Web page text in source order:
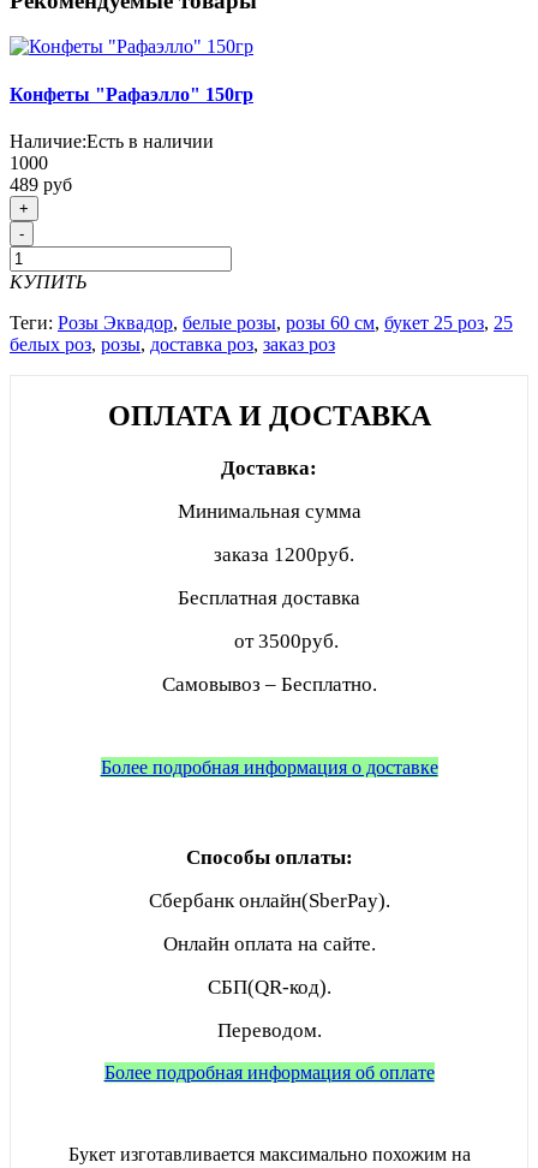
Конфеты "Рафаэлло" 150гр
Наличие:Есть в наличии
1000
489 руб
+
-
КУПИТЬ
Теги: Розы Эквадор, белые розы, розы 60 см, букет 25 роз, 25
белых роз, розы, доставка роз, заказ роз
ОПЛАТА И ДОСТАВКА
Доставка:
Минимальная сумма
заказа 1200руб.
Бесплатная доставка
от 3500руб.
Самовывоз – Бесплатно.
Более подробная информация о доставке
Способы оплаты:
Сбербанк онлайн(SberPay).
Онлайн оплата на сайте.
СБП(QR-код).
Переводом.
Более подробная информация об оплате
Букет изготавливается максимально похожим на